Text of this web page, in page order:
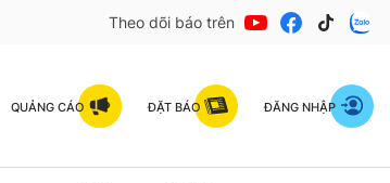
Theo dõi báo trên
QUẢNG CÁO ĐẶT BÁO ĐĂNG NHẬP